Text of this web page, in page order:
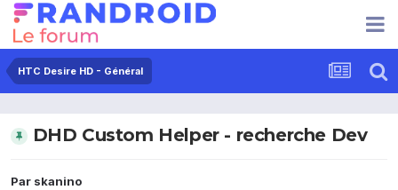
HTC Desire HD - Général
DHD Custom Helper - recherche Dev
Par skanino